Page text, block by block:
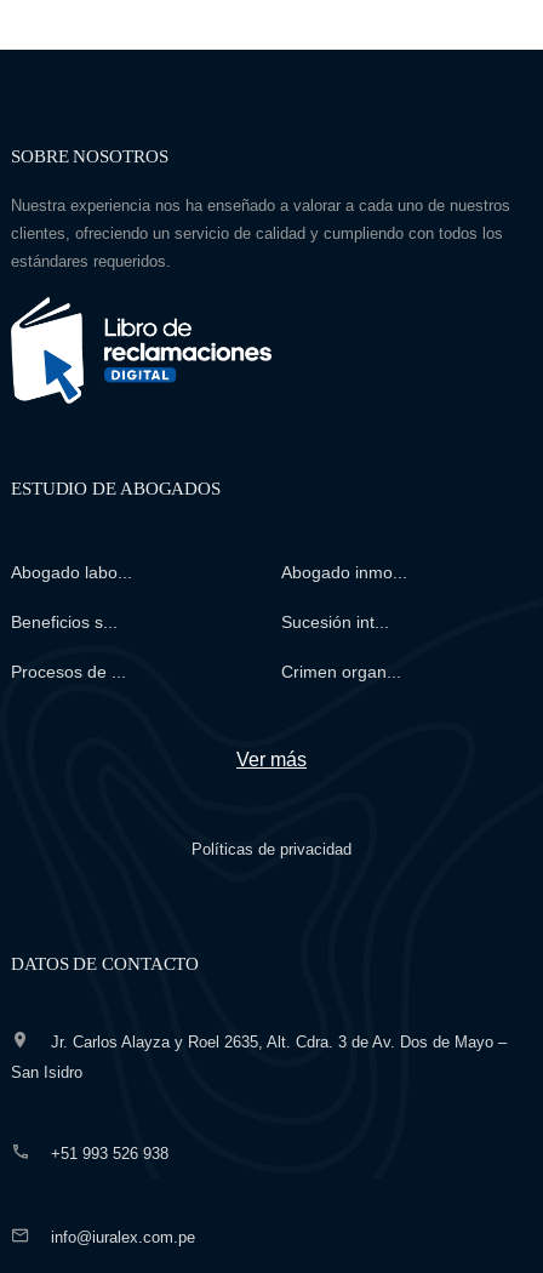
SOBRE NOSOTROS
Nuestra experiencia nos ha enseñado a valorar a cada uno de nuestros
clientes, ofreciendo un servicio de calidad y cumpliendo con todos los
estándares requeridos.
ESTUDIO DE ABOGADOS
Abogado labo... Abogado inmo...
Beneficios s... Sucesión int...
Procesos de ... Crimen organ...
Ver más
Políticas de privacidad
DATOS DE CONTACTO
Jr. Carlos Alayza y Roel 2635, Alt. Cdra. 3 de Av. Dos de Mayo –
San Isidro
+51 993 526 938
info@iuralex.com.pe